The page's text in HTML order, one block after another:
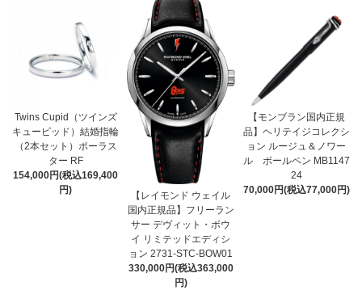
Twins Cupid（ツインズ
キューピッド）結婚指輪
（2本セット）ポーラス
ター RF
154,000円(税込169,400
円)
【レイモンド ウェイル
国内正規品】フリーラン
サー デヴィット・ボウ
イ リミテッドエディシ
ョン 2731-STC-BOW01
330,000円(税込363,000
円)
【モンブラン国内正規
品】ヘリテイジコレクシ
ョン ルージュ＆ノワー
ル ボールペン MB1147
24
70,000円(税込77,000円)